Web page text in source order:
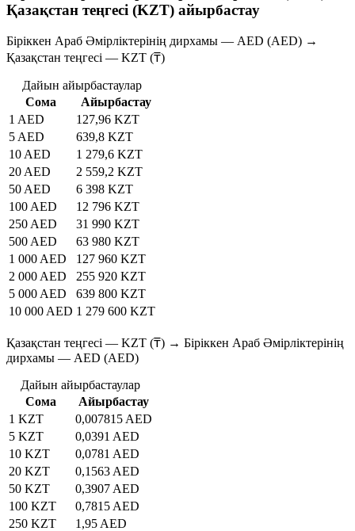
Қазақстан теңгесі (KZT) айырбастау
Біріккен Араб Әмірліктерінің дирхамы — AED (AED) →
Қазақстан теңгесі — KZT (₸)
Дайын айырбастаулар
Сома
Айырбастау
1 AED
127,96 KZT
5 AED
639,8 KZT
10 AED
1 279,6 KZT
20 AED
2 559,2 KZT
50 AED
6 398 KZT
100 AED
12 796 KZT
250 AED
31 990 KZT
500 AED
63 980 KZT
1 000 AED
127 960 KZT
2 000 AED
255 920 KZT
5 000 AED
639 800 KZT
10 000 AED 1 279 600 KZT
Қазақстан теңгесі — KZT (₸) → Біріккен Араб Әмірліктерінің
дирхамы — AED (AED)
Дайын айырбастаулар
Сома
Айырбастау
1 KZT
0,007815 AED
5 KZT
0,0391 AED
10 KZT
0,0781 AED
20 KZT
0,1563 AED
50 KZT
0,3907 AED
100 KZT
0,7815 AED
250 KZT
1,95 AED